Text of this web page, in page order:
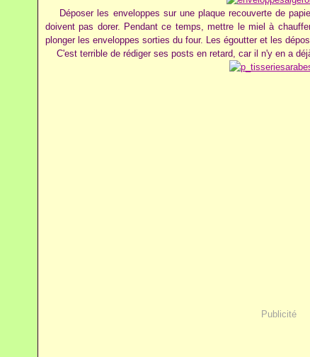
Déposer les enveloppes sur une plaque recouverte de
doivent pas dorer. Pendant ce temps, mettre le miel à
plonger les enveloppes sorties du four. Les égoutter et les
C'est terrible de rédiger ses posts en retard, car il n'y en a
Publicité